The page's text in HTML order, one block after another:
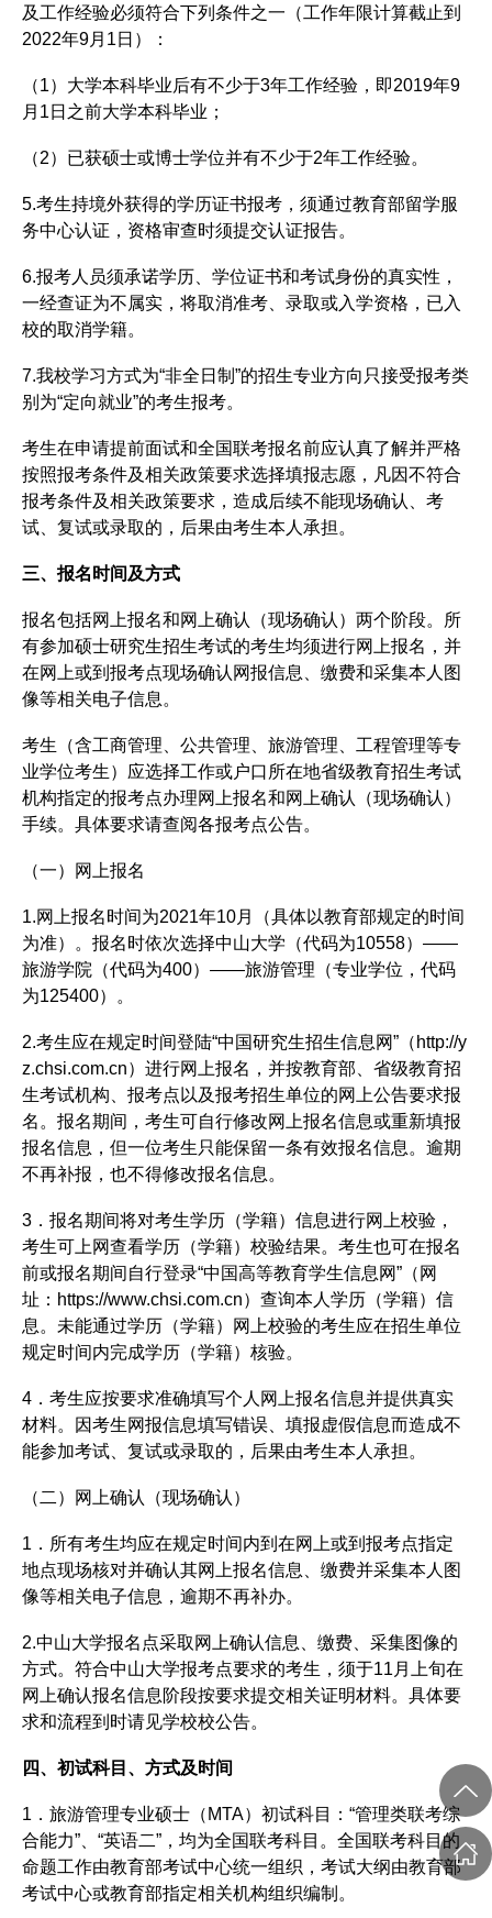
及工作经验必须符合下列条件之一（工作年限计算截止到
2022年9月1日）：
（1）大学本科毕业后有不少于3年工作经验，即2019年9
月1日之前大学本科毕业；
（2）已获硕士或博士学位并有不少于2年工作经验。
5.考生持境外获得的学历证书报考，须通过教育部留学服
务中心认证，资格审查时须提交认证报告。
6.报考人员须承诺学历、学位证书和考试身份的真实性，
一经查证为不属实，将取消准考、录取或入学资格，已入
校的取消学籍。
7.我校学习方式为“非全日制”的招生专业方向只接受报考类
别为“定向就业”的考生报考。
考生在申请提前面试和全国联考报名前应认真了解并严格
按照报考条件及相关政策要求选择填报志愿，凡因不符合
报考条件及相关政策要求，造成后续不能现场确认、考
试、复试或录取的，后果由考生本人承担。
三、报名时间及方式
报名包括网上报名和网上确认（现场确认）两个阶段。所
有参加硕士研究生招生考试的考生均须进行网上报名，并
在网上或到报考点现场确认网报信息、缴费和采集本人图
像等相关电子信息。
考生（含工商管理、公共管理、旅游管理、工程管理等专
业学位考生）应选择工作或户口所在地省级教育招生考试
机构指定的报考点办理网上报名和网上确认（现场确认）
手续。具体要求请查阅各报考点公告。
（一）网上报名
1.网上报名时间为2021年10月（具体以教育部规定的时间
为准）。报名时依次选择中山大学（代码为10558）——
旅游学院（代码为400）——旅游管理（专业学位，代码
为125400）。
2.考生应在规定时间登陆“中国研究生招生信息网”（http://y
z.chsi.com.cn）进行网上报名，并按教育部、省级教育招
生考试机构、报考点以及报考招生单位的网上公告要求报
名。报名期间，考生可自行修改网上报名信息或重新填报
报名信息，但一位考生只能保留一条有效报名信息。逾期
不再补报，也不得修改报名信息。
3．报名期间将对考生学历（学籍）信息进行网上校验，
考生可上网查看学历（学籍）校验结果。考生也可在报名
前或报名期间自行登录“中国高等教育学生信息网”（网
址：https://www.chsi.com.cn）查询本人学历（学籍）信
息。未能通过学历（学籍）网上校验的考生应在招生单位
规定时间内完成学历（学籍）核验。
4．考生应按要求准确填写个人网上报名信息并提供真实
材料。因考生网报信息填写错误、填报虚假信息而造成不
能参加考试、复试或录取的，后果由考生本人承担。
（二）网上确认（现场确认）
1．所有考生均应在规定时间内到在网上或到报考点指定
地点现场核对并确认其网上报名信息、缴费并采集本人图
像等相关电子信息，逾期不再补办。
2.中山大学报名点采取网上确认信息、缴费、采集图像的
方式。符合中山大学报考点要求的考生，须于11月上旬在
网上确认报名信息阶段按要求提交相关证明材料。具体要
求和流程到时请见学校校公告。
四、初试科目、方式及时间
1．旅游管理专业硕士（MTA）初试科目：“管理类联考综
合能力”、“英语二”，均为全国联考科目。全国联考科目的
命题工作由教育部考试中心统一组织，考试大纲由教育部
考试中心或教育部指定相关机构组织编制。